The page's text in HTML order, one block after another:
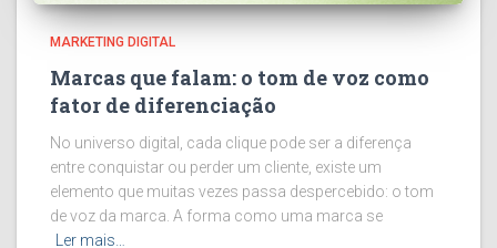
MARKETING DIGITAL
Marcas que falam: o tom de voz como
fator de diferenciação
No universo digital, cada clique pode ser a diferença
entre conquistar ou perder um cliente, existe um
elemento que muitas vezes passa despercebido: o tom
de voz da marca. A forma como uma marca se
Ler mais…